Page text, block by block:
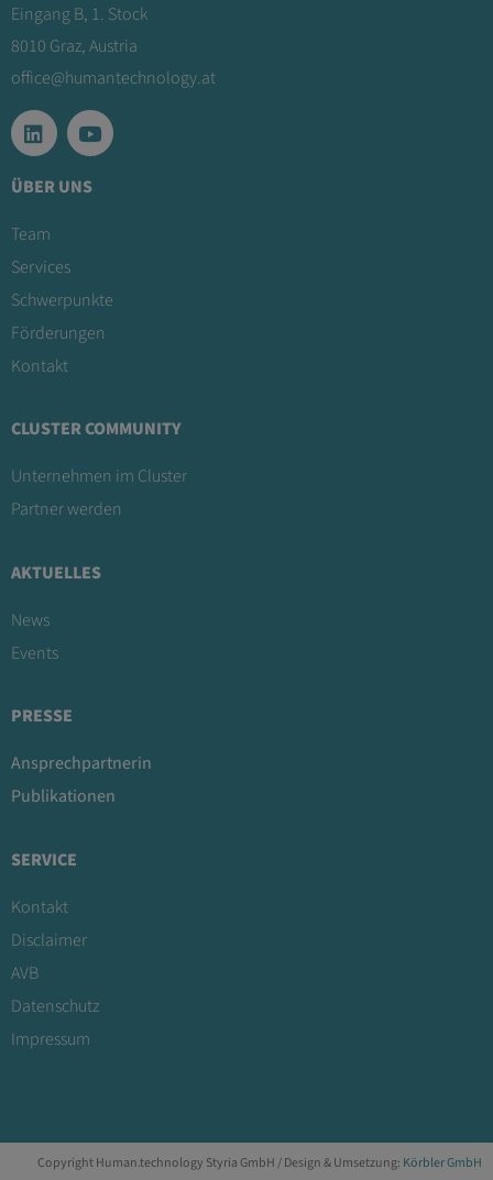
Eingang B, 1. Stock
8010 Graz, Austria
office@humantechnology.at
ÜBER UNS
Team
Services
Schwerpunkte
Förderungen
Kontakt
CLUSTER COMMUNITY
Unternehmen im Cluster
Partner werden
AKTUELLES
News
Events
PRESSE
Ansprechpartnerin
Publikationen
SERVICE
Kontakt
Disclaimer
AVB
Datenschutz
Impressum
Copyright Human.technology Styria GmbH / Design & Umsetzung: Körbler GmbH